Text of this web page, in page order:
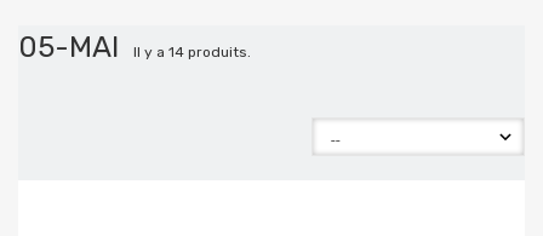
05-MAI Il y a 14 produits.